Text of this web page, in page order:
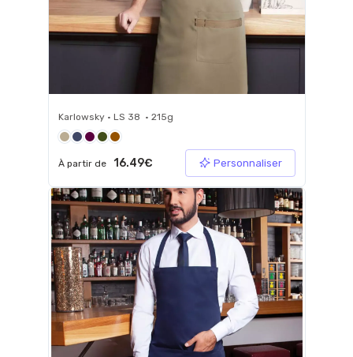
Karlowsky • LS 38 • 215g
À partir de 16.49€ Personnaliser